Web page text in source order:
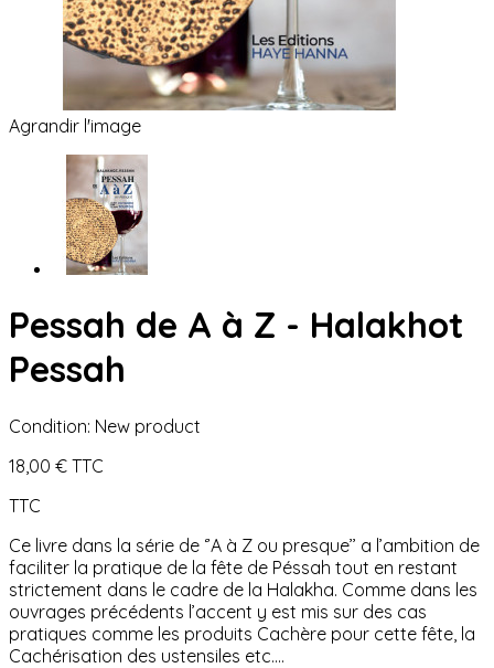
Agrandir l'image
Pessah de A à Z - Halakhot
Pessah
Condition: New product
18,00 € TTC
TTC
Ce livre dans la série de ‘’A à Z ou presque’’ a l’ambition de
faciliter la pratique de la fête de Péssah tout en restant
strictement dans le cadre de la Halakha. Comme dans les
ouvrages précédents l’accent y est mis sur des cas
pratiques comme les produits Cachère pour cette fête, la
Cachérisation des ustensiles etc….